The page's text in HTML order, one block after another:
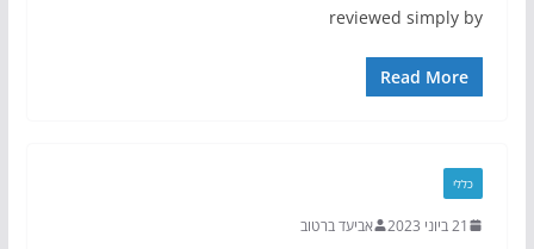
reviewed simply by
Read More
כללי
21 ביוני 2023 אביעד ברטוב